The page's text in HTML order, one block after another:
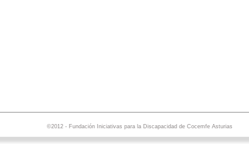
©2012 - Fundación Iniciativas para la Discapacidad de Cocemfe Asturias